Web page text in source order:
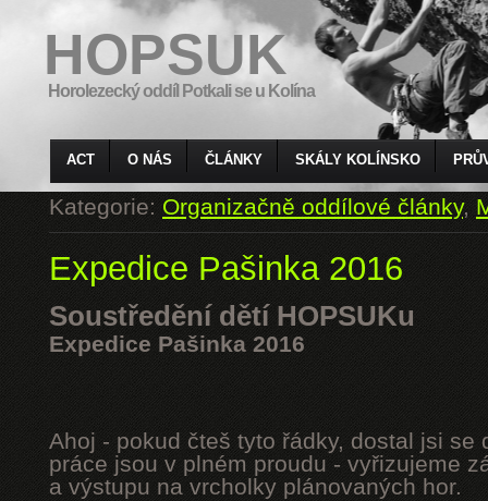
HOPSUK
Horolezecký oddíl Potkali se u Kolína
ACT O NÁS ČLÁNKY SKÁLY KOLÍNSKO
Kategorie:Organizačně oddílové články,
Expedice Pašinka 2016
Soustředění dětí HOPSUKu
Expedice Pašinka 2016
Ahoj - pokud čteš tyto řádky, dostal jsi se
práce jsou v plném proudu - vyřizujeme
a výstupu na vrcholky plánovaných hor.